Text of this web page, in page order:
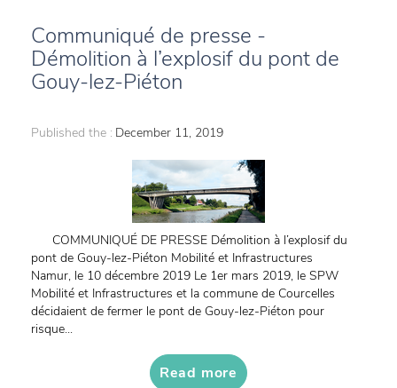
Communiqué de presse -
Démolition à l’explosif du pont de
Gouy-lez-Piéton
Published the : December 11, 2019
COMMUNIQUÉ DE PRESSE Démolition à l’explosif du
pont de Gouy-lez-Piéton Mobilité et Infrastructures
Namur, le 10 décembre 2019 Le 1er mars 2019, le SPW
Mobilité et Infrastructures et la commune de Courcelles
décidaient de fermer le pont de Gouy-lez-Piéton pour
risque...
Read more